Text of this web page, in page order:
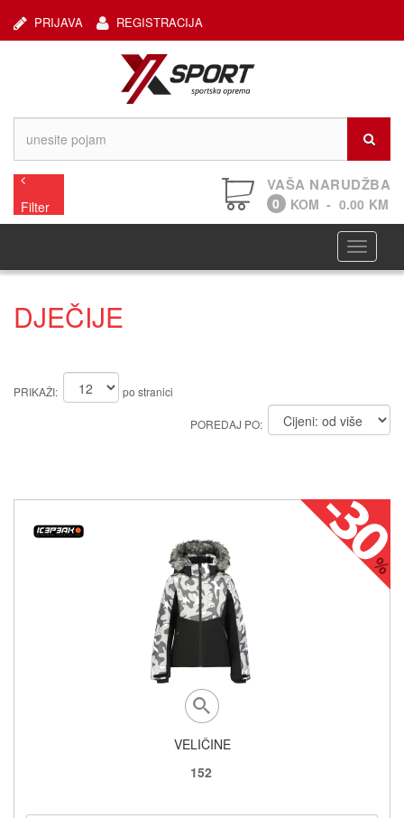
REGISTRACIJA
PRIJAVA
Filter
VAŠA NARUDŽBA
0 KOM - 0.00 KM
DJEČIJE
PRIKAŽI: po stranici
POREDAJ PO:
VELIČINE
152